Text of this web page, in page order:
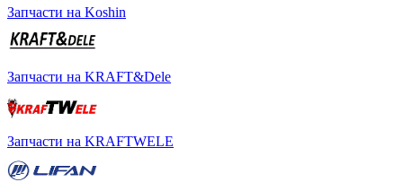
Запчасти на Koshin
Запчасти на KRAFT&Dele
Запчасти на KRAFTWELE